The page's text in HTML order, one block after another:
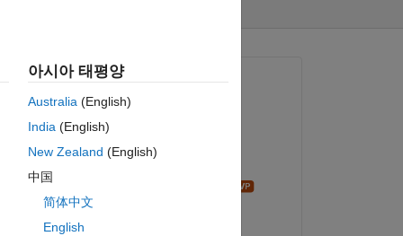
질문:
Niklas Kurz
2021년 6월 3일
댓글:
2021년 6월 3일
아시아 태평양
Australia(English)
India(English)
New Zealand (English)
中国
简体中文
English